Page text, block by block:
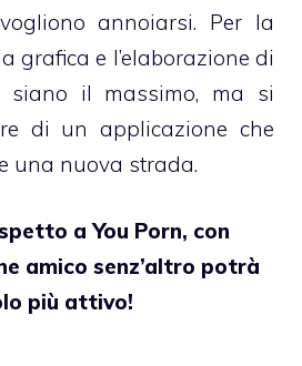
annoiarsi. Per la
grafica e l’elaborazione di
siano il massimo, ma si
di un applicazione che
una nuova strada.
a You Porn, con
amico senz’altro potrà
più attivo!